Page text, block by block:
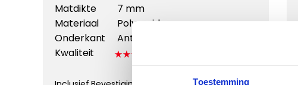
Toestemming
Matdikte
7 mm
Materiaal
Polyamide
Onderkant
Antislip +
Kwaliteit